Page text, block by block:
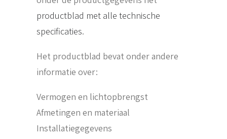
productblad met alle technische
specificaties.
Het productblad bevat onder andere
informatie over:
Vermogen en lichtopbrengst
Afmetingen en materiaal
Installatiegegevens